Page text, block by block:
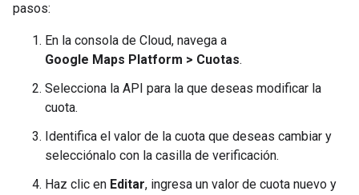
pasos:
En la consola de Cloud, navega a
Google Maps Platform > Cuotas.
Selecciona la API para la que deseas modificar la
cuota.
Identifica el valor de la cuota que deseas cambiar y
selecciónalo con la casilla de verificación.
Haz clic en Editar, ingresa un valor de cuota nuevo y